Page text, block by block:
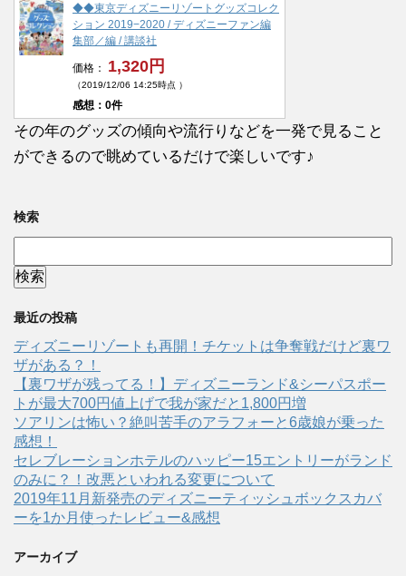
◆◆東京ディズニーリゾートグッズコレク
ション 2019−2020 / ディズニーファン編
集部／編 / 講談社
価格： 1,320円
（2019/12/06 14:25時点 ）
感想：0件
その年のグッズの傾向や流行りなどを一発で見ること
ができるので眺めているだけで楽しいです♪
検索
最近の投稿
ディズニーリゾートも再開！チケットは争奪戦だけど裏ワ
ザがある？！
【裏ワザが残ってる！】ディズニーランド&シーパスポー
トが最大700円値上げで我が家だと1,800円増
ソアリンは怖い？絶叫苦手のアラフォーと6歳娘が乗った
感想！
セレブレーションホテルのハッピー15エントリーがランド
のみに？！改悪といわれる変更について
2019年11月新発売のディズニーティッシュボックスカバ
ーを1か月使ったレビュー&感想
アーカイブ